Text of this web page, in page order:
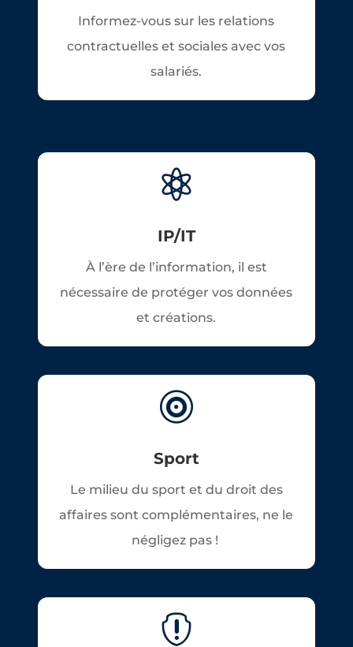
Informez-vous sur les relations
contractuelles et sociales avec vos
salariés.

IP/IT
À l’ère de l’information, il est
nécessaire de protéger vos données
et créations.

Sport
Le milieu du sport et du droit des
affaires sont complémentaires, ne le
négligez pas !
